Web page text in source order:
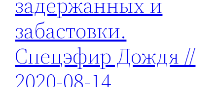
забастовки.
Спецэфир Дождя //